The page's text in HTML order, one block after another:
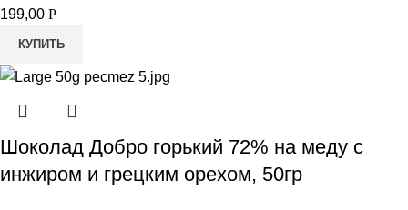
199,00 Р
КУПИТЬ
Шоколад Добро горький 72% на меду с
инжиром и грецким орехом, 50гр